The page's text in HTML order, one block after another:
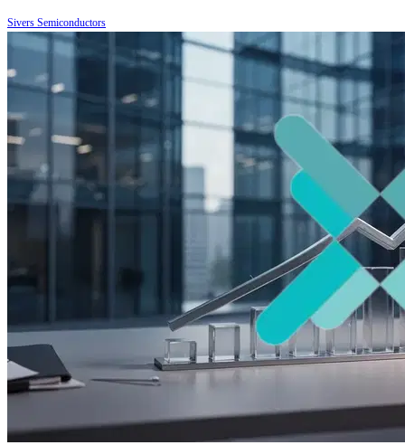
Sivers Semiconductors